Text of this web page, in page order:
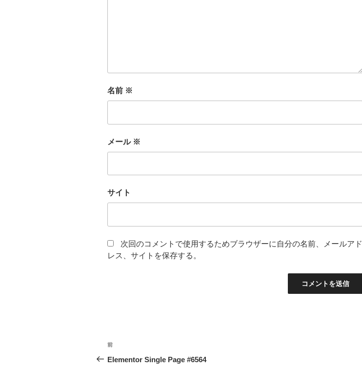
名前 ※
メール ※
サイト
次回のコメントで使用するためブラウザーに自分の名前、メールアド
レス、サイトを保存する。
投
稿
前
の
前
Elementor Single Page #6564